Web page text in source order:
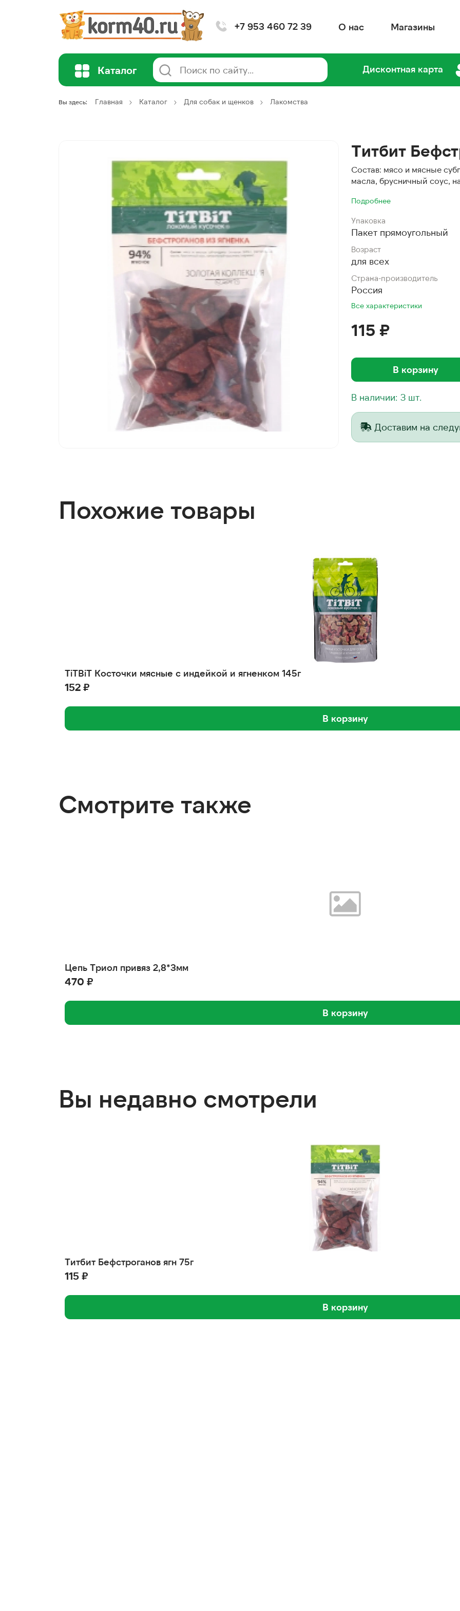
+7 953 460 72 39 О нас Магазины
Каталог Дисконтная карта
Вы здесь: Главная Каталог Для собак и щенков Лакомства
Титбит
Состав: мясо и мясные
масла, брусничный соус,
Подробнее
Упаковка
Пакет прямоугольный
Возраст
для всех
Страна-производитель
Россия
Все характеристики
115 ₽
В корзину
В наличии: 3 шт.
Доставим на
Похожие товары
TiTBiT Косточки мясные с индейкой и ягненком 145г
152 ₽
В корзину
Смотрите также
Цепь Триол привяз 2,8*3мм
470 ₽
В корзину
Вы недавно смотрели
Титбит Бефстроганов ягн 75г
115 ₽
В корзину